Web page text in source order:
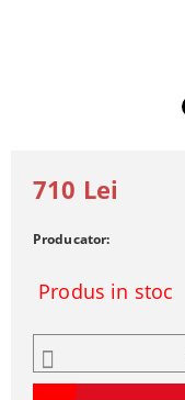
710 Lei
Producator:
Produs in stoc